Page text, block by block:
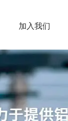
加入我们